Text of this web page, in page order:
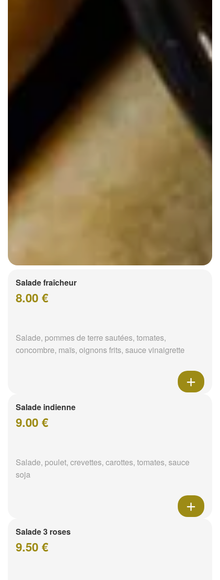
Salade fraîcheur
8.00 €
Salade, pommes de terre sautées, tomates,
concombre, maïs, oignons frits, sauce vinaigrette
Salade indienne
9.00 €
Salade, poulet, crevettes, carottes, tomates, sauce
soja
Salade 3 roses
9.50 €